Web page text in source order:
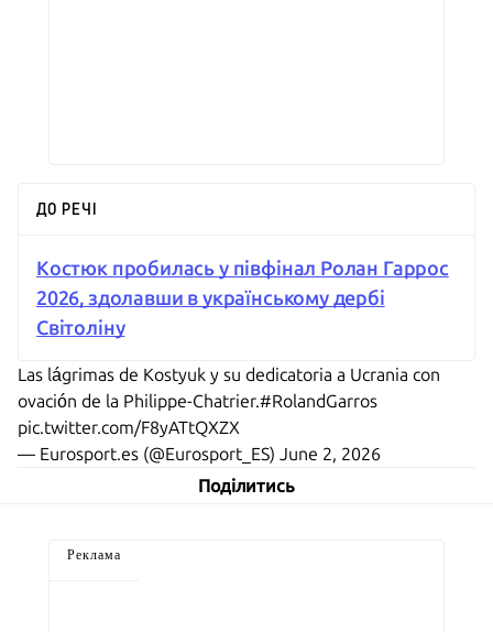
ДО РЕЧІ
Костюк пробилась у півфінал Ролан Гаррос
2026, здолавши в українському дербі
Світоліну
Las lágrimas de Kostyuk y su dedicatoria a Ucrania con
ovación de la Philippe-Chatrier.#RolandGarros
pic.twitter.com/F8yATtQXZX
— Eurosport.es (@Eurosport_ES) June 2, 2026
Поділитись
Реклама